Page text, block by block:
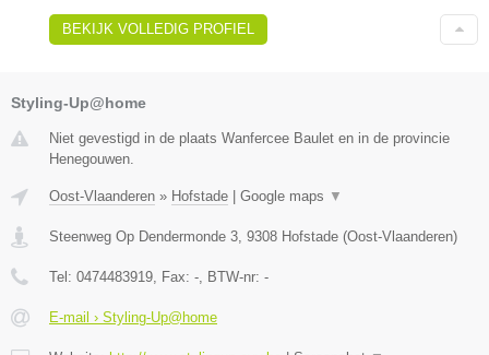
BEKIJK VOLLEDIG PROFIEL
Styling-Up@home
Niet gevestigd in de plaats Wanfercee Baulet en in de provincie
Henegouwen.
Oost-Vlaanderen » Hofstade Google maps ▼
Steenweg Op Dendermonde 3, 9308 Hofstade (Oost-Vlaanderen)
Tel: 0474483919, Fax: -, BTW-nr: -
E-mail › Styling-Up@home